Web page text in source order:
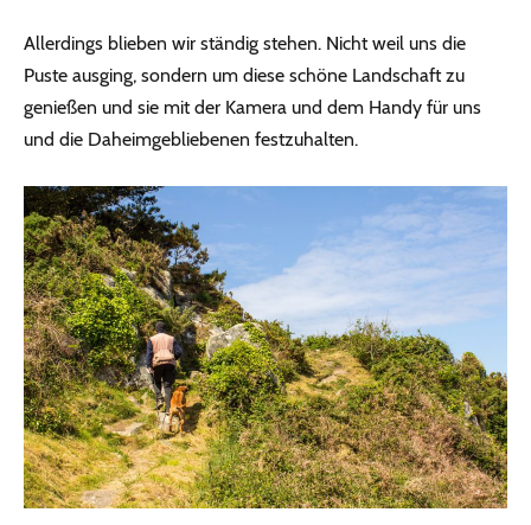
Allerdings blieben wir ständig stehen. Nicht weil uns die
Puste ausging, sondern um diese schöne Landschaft zu
genießen und sie mit der Kamera und dem Handy für uns
und die Daheimgebliebenen festzuhalten.